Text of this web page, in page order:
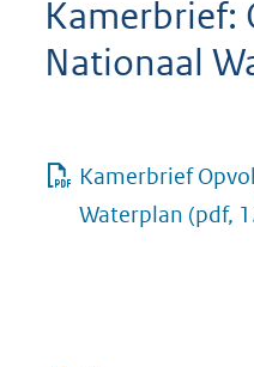
Kamerbrief:
Nationaal
Kamerbrief
Waterplan (pdf,